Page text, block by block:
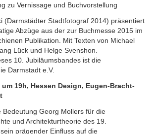
zu Vernissage und Buchvorstellung
(Darmstädter Stadtfotograf 2014) präsentiert
Abzüge aus der zur Buchmesse 2015 im
Publikation. Mit Texten von Michael
Lück und Helge Svenshon.
10. Jubiläumsbandes ist die
Darmstadt e.V.
um 19h, Hessen Design, Eugen-Bracht-
Bedeutung Georg Mollers für die
und Architekturtheorie des 19.
prägender Einfluss auf die